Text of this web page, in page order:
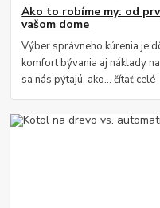
Ako to robíme my: od
vašom dome
Výber správneho kúrenia je
komfort bývania aj náklady
sa nás pýtajú, ako...čítať celé